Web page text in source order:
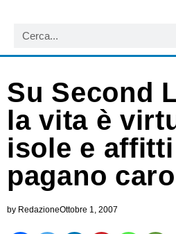
Su Second
la vita è
isole e
pagano caro
by RedazioneOttobre 1, 2007